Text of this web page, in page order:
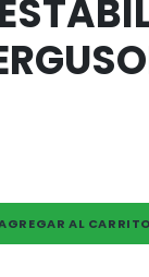
AL CARRITO